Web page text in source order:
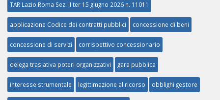
TAR Lazio Roma Sez. II ter 15 giugno 2026 n. 11011
applicazione Codice dei contratti pubblici concessione di beni
concessione di servizi corrispettivo concessionario
delega traslativa poteri organizzativi gara pubblica
interesse strumentale legittimazione al ricorso obblighi gestore